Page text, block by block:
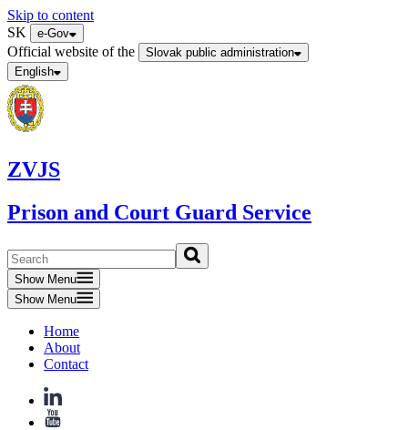
Skip to content
SK
e-Gov
Official website of the
Slovak public administration
English
ZVJS
Prison and Court Guard Service
Show Menu
Show Menu
Home
About
Contact